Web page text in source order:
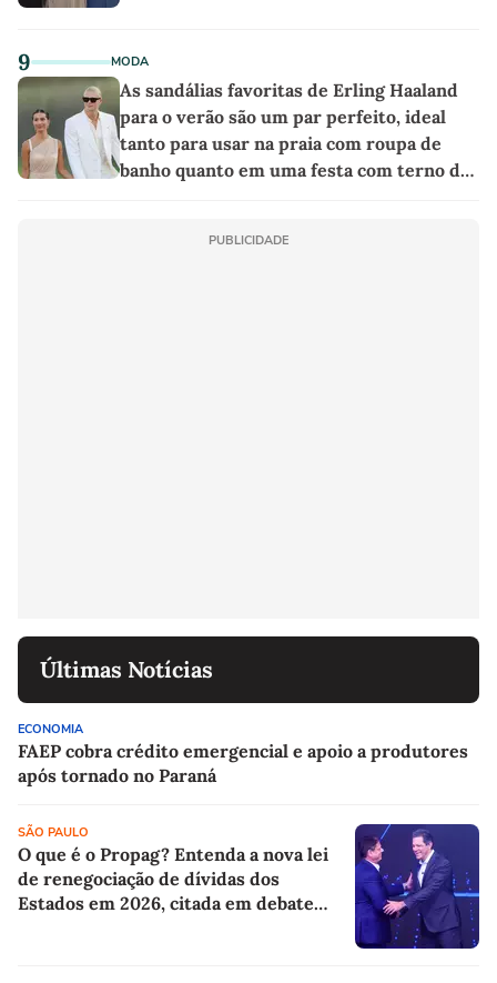
9 MODA
As sandálias favoritas de Erling Haaland
para o verão são um par perfeito, ideal
tanto para usar na praia com roupa de
banho quanto em uma festa com terno de
PUBLICIDADE
Últimas Notícias
ECONOMIA
FAEP cobra crédito emergencial e apoio a produtores
após tornado no Paraná
SÃO PAULO
O que é o Propag? Entenda a nova lei
de renegociação de dívidas dos
Estados em 2026, citada em debate